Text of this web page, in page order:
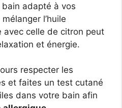
bain adapté à vos
l’huile
avec celle de citron peut
et énergie.
respecter les
et faites un test cutané
dans votre bain afin